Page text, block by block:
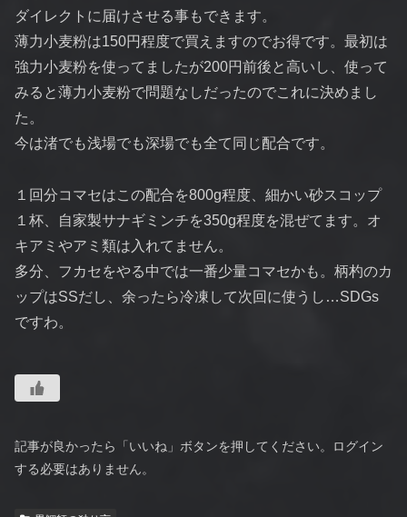
ダイレクトに届けさせる事もできます。
薄力小麦粉は150円程度で買えますのでお得です。最初は
強力小麦粉を使ってましたが200円前後と高いし、使って
みると薄力小麦粉で問題なしだったのでこれに決めまし
た。
今は渚でも浅場でも深場でも全て同じ配合です。
１回分コマセはこの配合を800g程度、細かい砂スコップ
１杯、自家製サナギミンチを350g程度を混ぜてます。オ
キアミやアミ類は入れてません。
多分、フカセをやる中では一番少量コマセかも。柄杓のカ
ップはSSだし、余ったら冷凍して次回に使うし…SDGs
ですわ。
記事が良かったら「いいね」ボタンを押してください。ログイン
する必要はありません。